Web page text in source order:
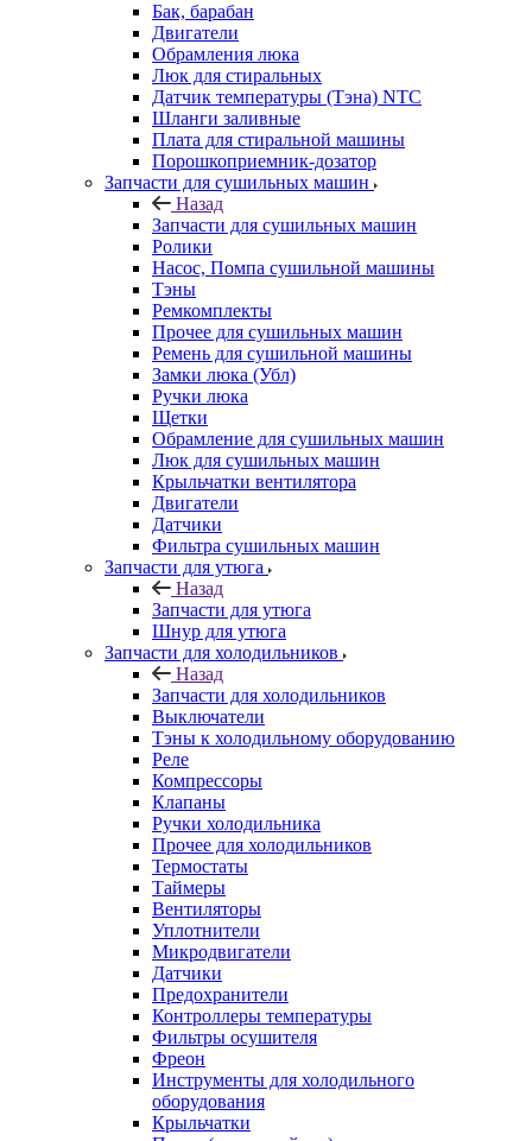
Бак, барабан
Двигатели
Обрамления люка
Люк для стиральных
Датчик температуры (Тэна) NTC
Шланги заливные
Плата для стиральной машины
Порошкоприемник-дозатор
Запчасти для сушильных машин
Назад
Запчасти для сушильных машин
Ролики
Насос, Помпа сушильной машины
Тэны
Ремкомплекты
Прочее для сушильных машин
Ремень для сушильной машины
Замки люка (Убл)
Ручки люка
Щетки
Обрамление для сушильных машин
Люк для сушильных машин
Крыльчатки вентилятора
Двигатели
Датчики
Фильтра сушильных машин
Запчасти для утюга
Назад
Запчасти для утюга
Шнур для утюга
Запчасти для холодильников
Назад
Запчасти для холодильников
Выключатели
Тэны к холодильному оборудованию
Реле
Компрессоры
Клапаны
Ручки холодильника
Прочее для холодильников
Термостаты
Таймеры
Вентиляторы
Уплотнители
Микродвигатели
Датчики
Предохранители
Контроллеры температуры
Фильтры осушителя
Фреон
Инструменты для холодильного
оборудования
Крыльчатки